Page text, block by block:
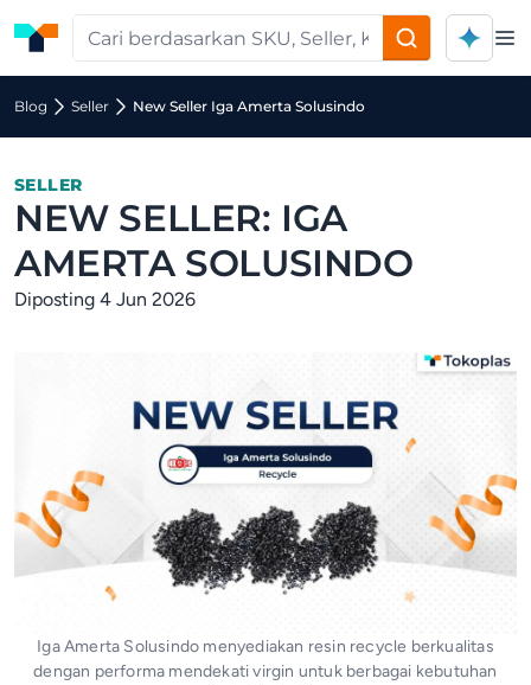
Blog Seller New Seller Iga Amerta Solusindo
SELLER
NEW SELLER: IGA
AMERTA SOLUSINDO
Diposting 4 Jun 2026
Iga Amerta Solusindo menyediakan resin recycle berkualitas
dengan performa mendekati virgin untuk berbagai kebutuhan